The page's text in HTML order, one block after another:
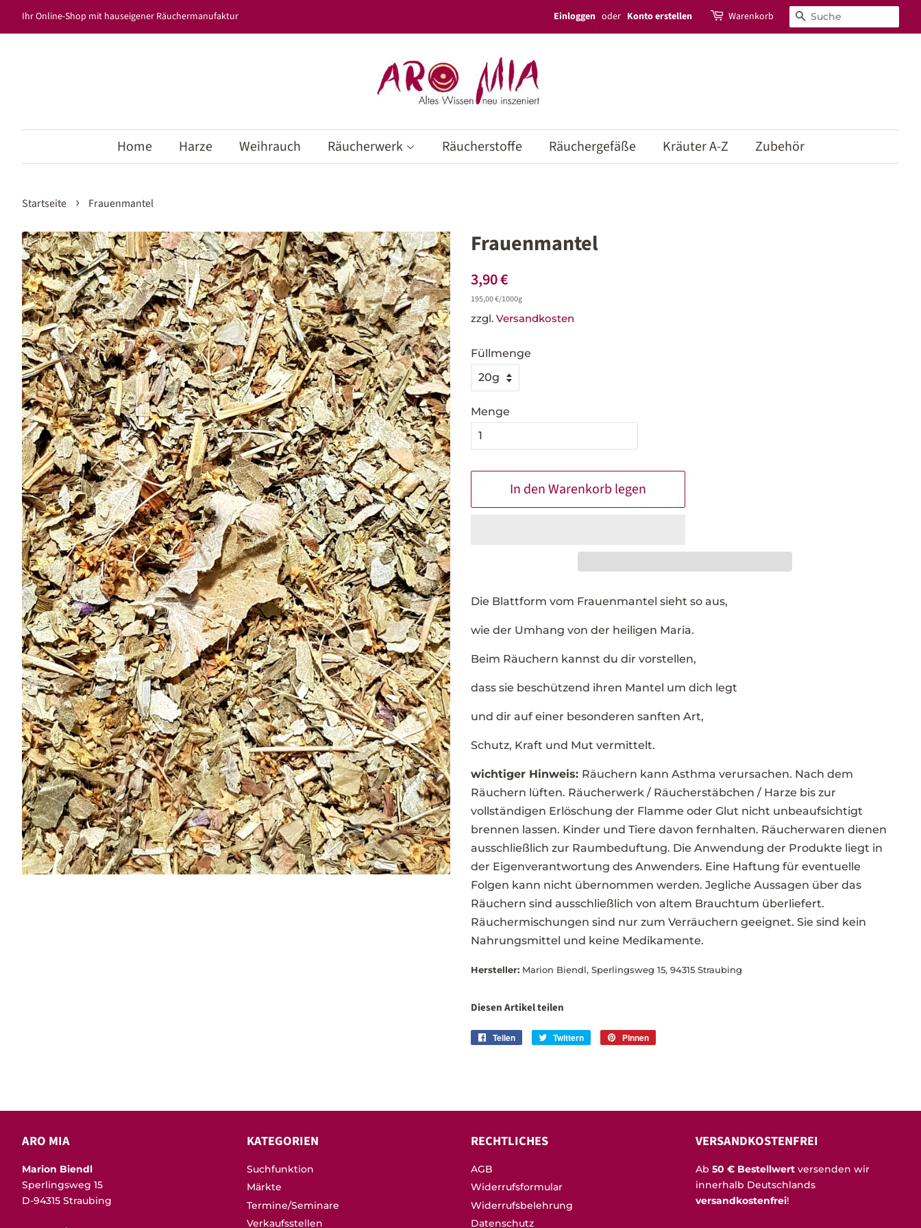
Ihr Online-Shop mit hauseigener Räuchermanufaktur Einloggen oder Konto erstellen Warenkorb Suchen
Home Harze Weihrauch Räucherwerk Räucherstoffe Räuchergefäße Kräuter A-Z Zubehör
Startseite › Frauenmantel
Frauenmantel
Normaler
Preis
3,90 €
Einzelpreis
195,00 €/pro
1000g
zzgl. Versandkosten
Füllmenge
Menge
In den Warenkorb legen
Die Blattform vom Frauenmantel sieht so aus,
wie der Umhang von der heiligen Maria.
Beim Räuchern kannst du dir vorstellen,
dass sie beschützend ihren Mantel um dich legt
und dir auf einer besonderen sanften Art,
Schutz, Kraft und Mut vermittelt.
wichtiger Hinweis: Räuchern kann Asthma verursachen. Nach dem
Räuchern lüften. Räucherwerk / Räucherstäbchen / Harze bis zur
vollständigen Erlöschung der Flamme oder Glut nicht unbeaufsichtigt
brennen lassen. Kinder und Tiere davon fernhalten. Räucherwaren dienen
ausschließlich zur Raumbeduftung. Die Anwendung der Produkte liegt in
der Eigenverantwortung des Anwenders. Eine Haftung für eventuelle
Folgen kann nicht übernommen werden. Jegliche Aussagen über das
Räuchern sind ausschließlich von altem Brauchtum überliefert.
Räuchermischungen sind nur zum Verräuchern geeignet. Sie sind kein
Nahrungsmittel und keine Medikamente.
Hersteller: Marion Biendl, Sperlingsweg 15, 94315 Straubing
Diesen Artikel teilen
Teilen Twittern Pinnen
ARO MIA
Marion Biendl
Sperlingsweg 15
D-94315 Straubing
KATEGORIEN
Suchfunktion
Märkte
Termine/Seminare
Verkaufsstellen
RECHTLICHES
AGB
Widerrufsformular
Widerrufsbelehrung
Datenschutz
VERSANDKOSTENFREI
Ab 50 € Bestellwert versenden wir
innerhalb Deutschlands
versandkostenfrei!